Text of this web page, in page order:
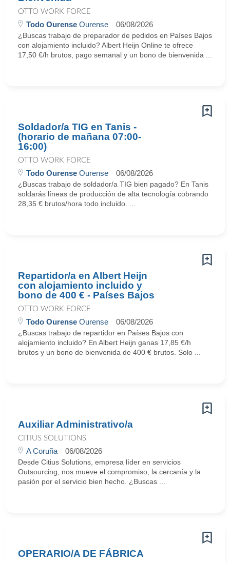
OTTO WORK FORCE
Todo Ourense Ourense 06/08/2026
¿Buscas trabajo de preparador de pedidos en Países Bajos
con alojamiento incluido? Albert Heijn Online te ofrece
17,50 €/h brutos, pago semanal y un bono de bienvenida ...
Soldador/a TIG en Tanis -
(horario de mañana 07:00-
16:00)
OTTO WORK FORCE
Todo Ourense Ourense 06/08/2026
¿Buscas trabajo de soldador/a TIG bien pagado? En Tanis
soldarás líneas de producción de alta tecnología cobrando
28,35 € brutos/hora todo incluido. ...
Repartidor/a en Albert Heijn
con alojamiento incluido y
bono de 400 € - Países Bajos
OTTO WORK FORCE
Todo Ourense Ourense 06/08/2026
¿Buscas trabajo de repartidor en Países Bajos con
alojamiento incluido? En Albert Heijn ganas 17,85 €/h
brutos y un bono de bienvenida de 400 € brutos. Solo ...
Auxiliar Administrativo/a
CITIUS SOLUTIONS
A Coruña 06/08/2026
Desde Citius Solutions, empresa líder en servicios
Outsourcing, nos mueve el compromiso, la cercanía y la
pasión por el servicio bien hecho. ¿Buscas ...
OPERARIO/A DE FÁBRICA